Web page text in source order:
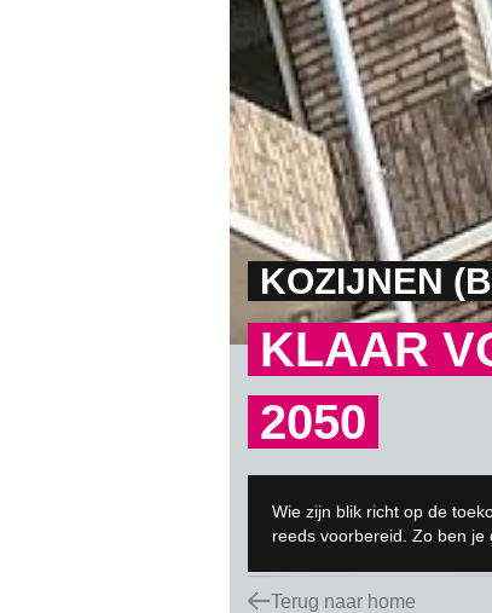
KOZIJNEN
KLAAR
2050
Wie zijn blik richt op de
reeds voorbereid. Zo ben je
Terug naar home